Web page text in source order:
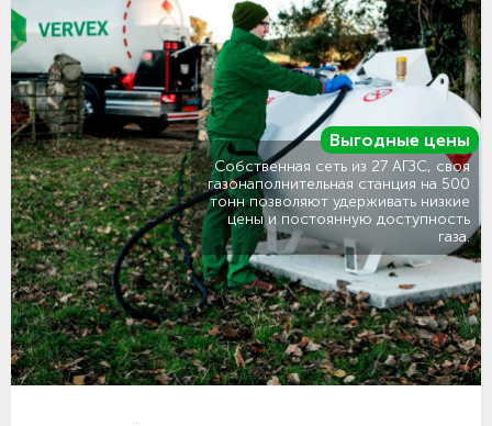
Выгодные цены
Собственная сеть из 27 АГЗС, своя
газонаполнительная станция на 500
тонн позволяют удерживать низкие
цены и постоянную доступность
газа.